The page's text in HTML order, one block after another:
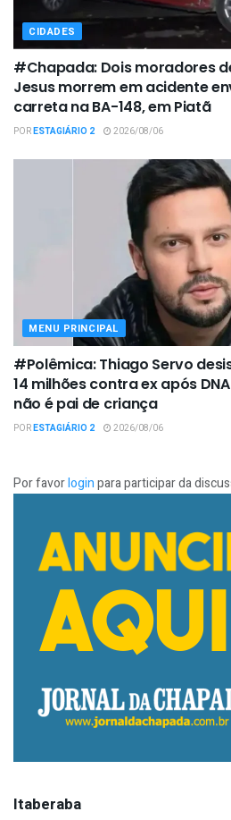
CIDADES
#Chapada: Dois moradores
Jesus morrem em acidente
carreta na BA-148, em Piatã
PORESTAGIÁRIO 2 2026/08/06
MENU PRINCIPAL
#Polêmica: Thiago Servo
14 milhões contra ex após
não é pai de criança
PORESTAGIÁRIO 2 2026/08/06
Por favorloginpara participar da
Itaberaba